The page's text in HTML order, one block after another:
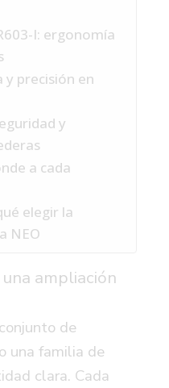
I: ergonomía
y precisión en
y
a cada
elegir la
NEO
ampliación
de
una familia de
clara. Cada